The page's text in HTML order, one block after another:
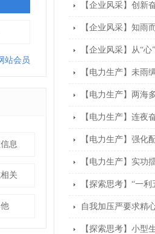
站会员
息
关
【企业风采】创新
【企业风采】知雨
【企业风采】从“
【电力生产】未雨
【电力生产】两海
【电力生产】连夜
【电力生产】强化
【电力生产】实功
【探索思考】“一
自我加压严要求精
【探索思考】小型